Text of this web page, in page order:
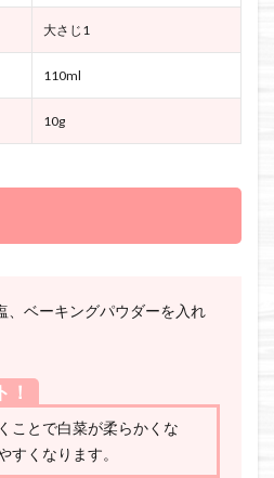
大さじ1
110ml
10g
、ベーキングパウダーを入れ
！
ことで白菜が柔らかくな
すくなります。